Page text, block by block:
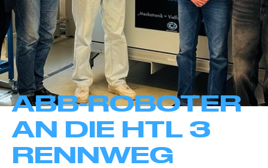
ABB-ROBOTER
AN DIE HTL 3
RENNWEG